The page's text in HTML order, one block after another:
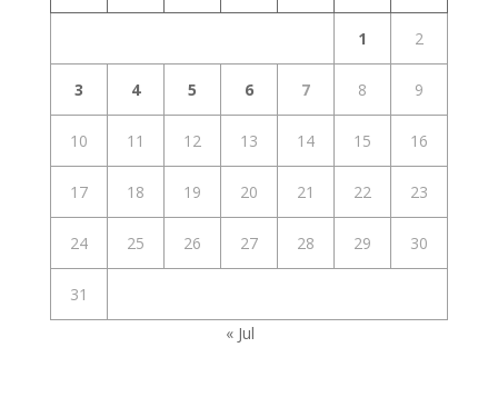
1 2
3 4 5 6 7 8 9
10 11 12 13 14 15 16
17 18 19 20 21 22 23
24 25 26 27 28 29 30
31
« Jul